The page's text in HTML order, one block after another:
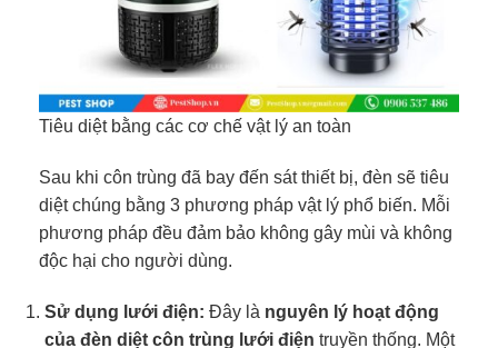
Tiêu diệt bằng các cơ chế vật lý an toàn
Sau khi côn trùng đã bay đến sát thiết bị, đèn sẽ tiêu
diệt chúng bằng 3 phương pháp vật lý phổ biến. Mỗi
phương pháp đều đảm bảo không gây mùi và không
độc hại cho người dùng.
Sử dụng lưới điện: Đây là nguyên lý hoạt động
của đèn diệt côn trùng lưới điện truyền thống. Một